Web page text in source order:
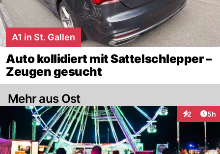
A1 in St. Gallen
Auto kollidiert mit Sattelschlepper –
Zeugen gesucht
Mehr aus Ost
2 5h